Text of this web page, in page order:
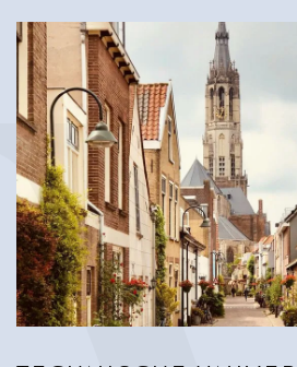
Nieuwbouw
NIEUWS
LOCAL LIFE
OVER ONS
FAQ
Reviews